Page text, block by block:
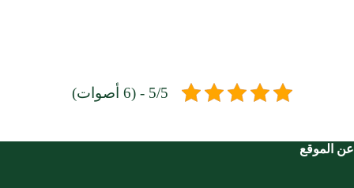
5/5 - (6 أصوات)
عن الموقع